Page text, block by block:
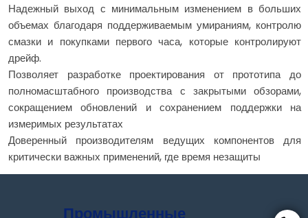
Надежный выход с минимальным изменением в больших
объемах благодаря поддерживаемым умираниям, контролю
смазки и покупками первого часа, которые контролируют
дрейф.
Позволяет разработке проектирования от прототипа до
полномасштабного производства с закрытыми обзорами,
сокращением обновлений и сохранением поддержки на
измеримых результатах
Доверенный производителям ведущих компонентов для
критически важных применений, где время незащиты
Промышленные